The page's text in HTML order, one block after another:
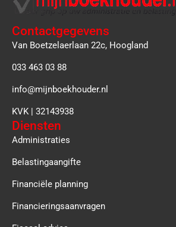
Contactgegevens
Van Boetzelaerlaan 22c, Hoogland
033 463 03 88
info@mijnboekhouder.nl
KVK | 32143938
Diensten
Administraties
Belastingaangifte
Financiële planning
Financieringsaanvragen